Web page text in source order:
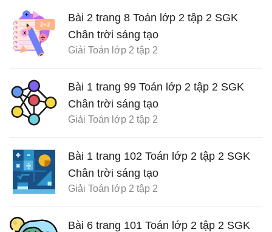
Bài 2 trang 8 Toán lớp 2 tập 2 SGK
Chân trời sáng tạo
Giải Toán lớp 2 tập 2
Bài 1 trang 99 Toán lớp 2 tập 2 SGK
Chân trời sáng tạo
Giải Toán lớp 2 tập 2
Bài 1 trang 102 Toán lớp 2 tập 2 SGK
Chân trời sáng tạo
Giải Toán lớp 2 tập 2
Bài 6 trang 101 Toán lớp 2 tập 2 SGK